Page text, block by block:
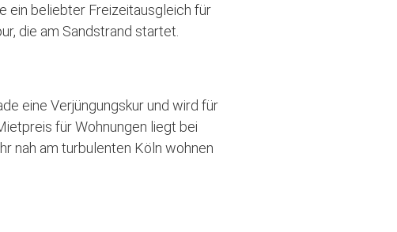
ein beliebter Freizeitausgleich für
die am Sandstrand startet.
eine Verjüngungskur und wird für
für Wohnungen liegt bei
nah am turbulenten Köln wohnen